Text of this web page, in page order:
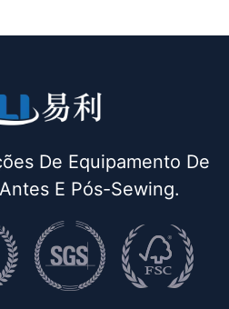
De Equipamento De
E Pós-Sewing.